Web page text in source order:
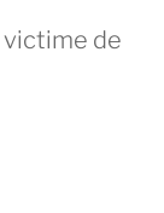
victime de